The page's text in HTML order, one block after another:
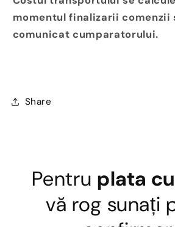
momentul finalizarii comenzii
comunicat cumparatorului.
Share
Pentru plata
vă rog sunați